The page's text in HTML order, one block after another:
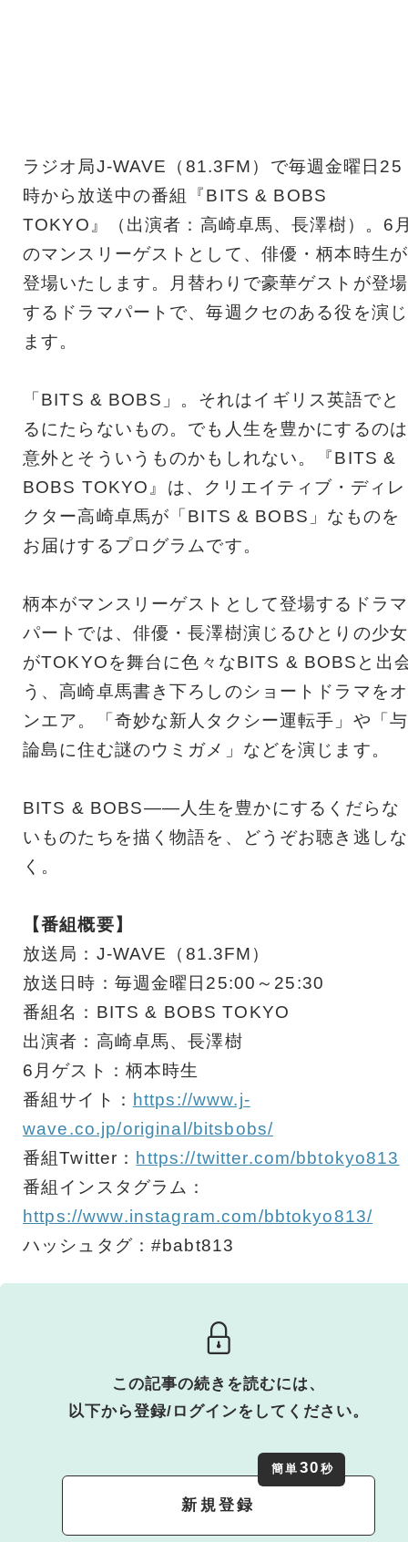
ラジオ局J-WAVE（81.3FM）で毎週金曜日25
時から放送中の番組『BITS & BOBS
TOKYO』（出演者：高崎卓馬、長澤樹）。6
のマンスリーゲストとして、俳優・柄本時生が
登場いたします。月替わりで豪華ゲストが登場
するドラマパートで、毎週クセのある役を演じ
ます。
「BITS & BOBS」。それはイギリス英語でと
るにたらないもの。でも人生を豊かにするのは
意外とそういうものかもしれない。『BITS &
BOBS TOKYO』は、クリエイティブ・ディレ
クター高崎卓馬が「BITS & BOBS」なものを
お届けするプログラムです。
柄本がマンスリーゲストとして登場するドラマ
パートでは、俳優・長澤樹演じるひとりの少女
がTOKYOを舞台に色々なBITS & BOBSと出
う、高崎卓馬書き下ろしのショートドラマをオ
ンエア。「奇妙な新人タクシー運転手」や「与
論島に住む謎のウミガメ」などを演じます。
BITS & BOBS――人生を豊かにするくだらな
いものたちを描く物語を、どうぞお聴き逃しな
く。
【番組概要】
放送局：J-WAVE（81.3FM）
放送日時：毎週金曜日25:00～25:30
番組名：BITS & BOBS TOKYO
出演者：高崎卓馬、長澤樹
6月ゲスト：柄本時生
番組サイト： https://www.j-
wave.co.jp/original/bitsbobs/
番組Twitter： https://twitter.com/bbtokyo813
番組インスタグラム：
https://www.instagram.com/bbtokyo813/
ハッシュタグ：#babt813
この記事の続きを読むには、
以下から登録/ログインをしてください。
新規登録
簡単 30 秒